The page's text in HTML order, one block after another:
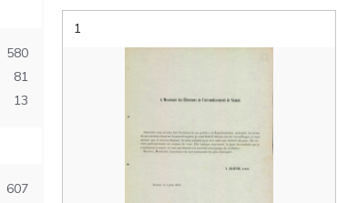
580
81
13
607
1